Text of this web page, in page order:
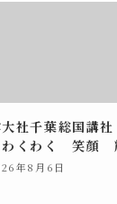
大社千葉総国講
くわく 笑顔
年8月6日